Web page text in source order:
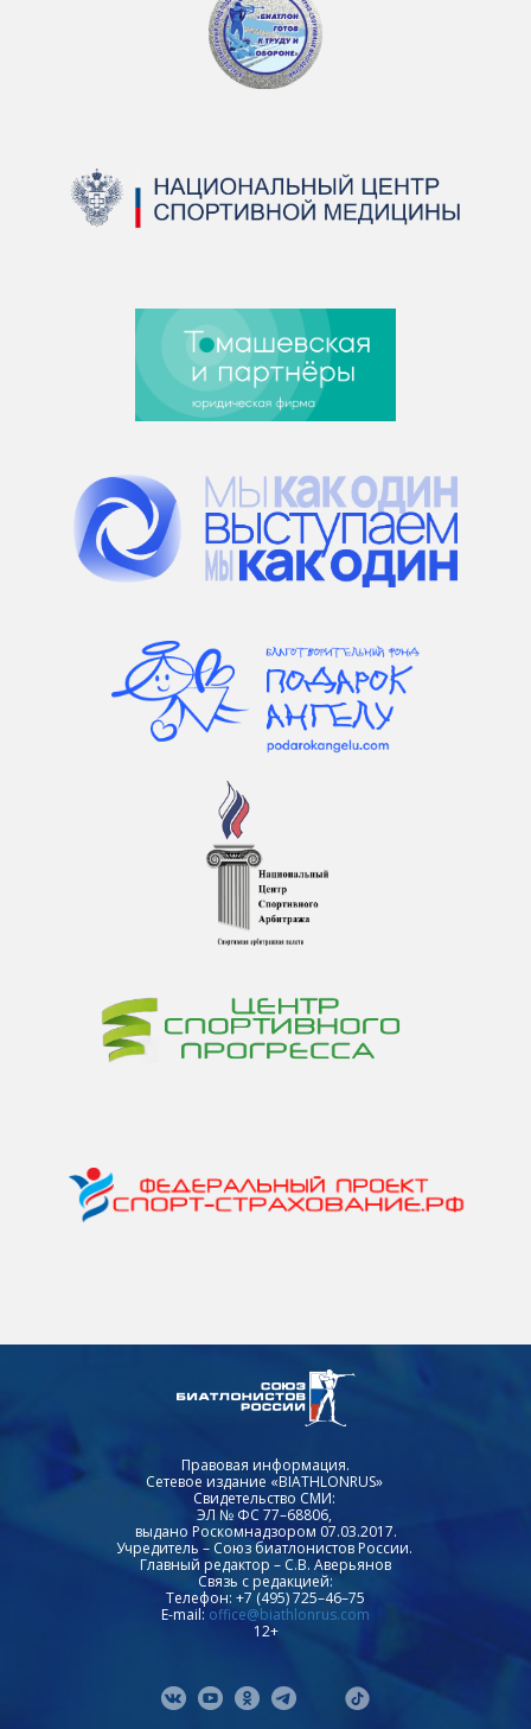
Правовая информация.
Сетевое издание «BIATHLONRUS»
Свидетельство СМИ:
ЭЛ № ФС 77–68806,
выдано Роскомнадзором 07.03.2017.
Учредитель – Союз биатлонистов России.
Главный редактор – С.В. Аверьянов
Связь с редакцией:
Телефон: +7 (495) 725–46–75
E-mail: office@biathlonrus.com
12+